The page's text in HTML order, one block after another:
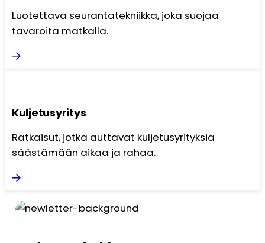
Luotettava seurantatekniikka, joka suojaa
tavaroita matkalla.
Kuljetusyritys
Ratkaisut, jotka auttavat kuljetusyrityksiä
säästämään aikaa ja rahaa.